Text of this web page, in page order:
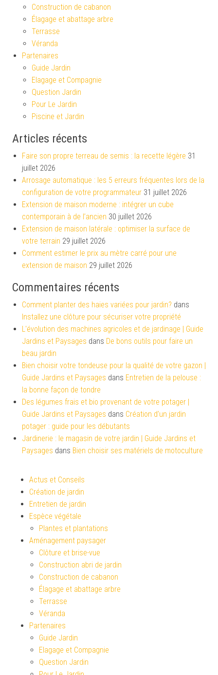
Construction de cabanon
Élagage et abattage arbre
Terrasse
Véranda
Partenaires
Guide Jardin
Elagage et Compagnie
Question Jardin
Pour Le Jardin
Piscine et Jardin
Articles récents
Faire son propre terreau de semis : la recette légère 31
juillet 2026
Arrosage automatique : les 5 erreurs fréquentes lors de la
configuration de votre programmateur 31 juillet 2026
Extension de maison moderne : intégrer un cube
contemporain à de l’ancien 30 juillet 2026
Extension de maison latérale : optimiser la surface de
votre terrain 29 juillet 2026
Comment estimer le prix au mètre carré pour une
extension de maison 29 juillet 2026
Commentaires récents
Comment planter des haies variées pour jardin? dans
Installez une clôture pour sécuriser votre propriété
L'évolution des machines agricoles et de jardinage | Guide
Jardins et Paysages dans De bons outils pour faire un
beau jardin
Bien choisir votre tondeuse pour la qualité de votre gazon |
Guide Jardins et Paysages dans Entretien de la pelouse :
la bonne façon de tondre
Des légumes frais et bio provenant de votre potager |
Guide Jardins et Paysages dans Création d’un jardin
potager : guide pour les débutants
Jardinerie : le magasin de votre jardin | Guide Jardins et
Paysages dans Bien choisir ses matériels de motoculture
Actus et Conseils
Création de jardin
Entretien de jardin
Espèce végétale
Plantes et plantations
Aménagement paysager
Clôture et brise-vue
Construction abri de jardin
Construction de cabanon
Élagage et abattage arbre
Terrasse
Véranda
Partenaires
Guide Jardin
Elagage et Compagnie
Question Jardin